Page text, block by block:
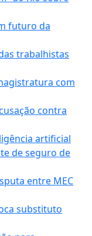
futuro da
trabalhistas
com
contra
artificial
de seguro de
entre MEC
substituto